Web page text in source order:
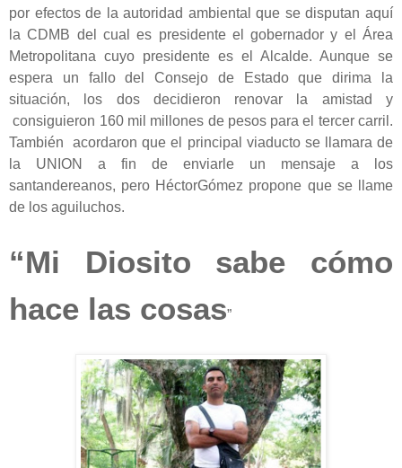
por efectos de la autoridad ambiental que se disputan aquí
la CDMB del cual es presidente el gobernador y el Área
Metropolitana cuyo presidente es el Alcalde. Aunque se
espera un fallo del Consejo de Estado que dirima la
situación, los dos decidieron renovar la amistad y
consiguieron 160 mil millones de pesos para el tercer carril.
También acordaron que el principal viaducto se llamara de
la UNION a fin de enviarle un mensaje a los
santandereanos, pero HéctorGómez propone que se llame
de los aguiluchos.
“Mi Diosito sabe cómo
hace las cosas”